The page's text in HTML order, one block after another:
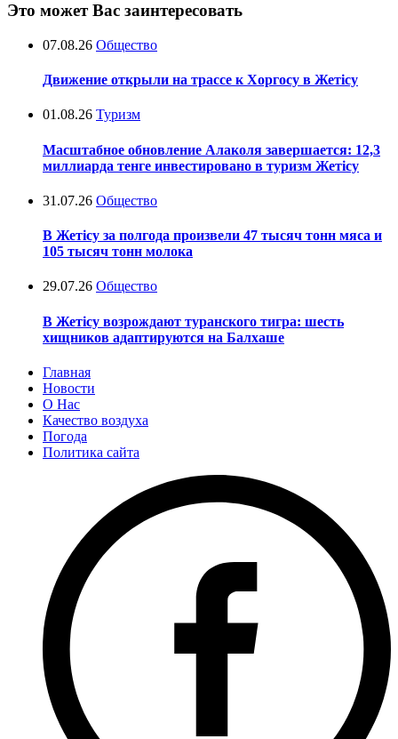
Это может Вас заинтересовать
07.08.26 Общество
Движение открыли на трассе к Хоргосу в Жетісу
01.08.26 Туризм
Масштабное обновление Алаколя завершается: 12,3
миллиарда тенге инвестировано в туризм Жетісу
31.07.26 Общество
В Жетісу за полгода произвели 47 тысяч тонн мяса и
105 тысяч тонн молока
29.07.26 Общество
В Жетісу возрождают туранского тигра: шесть
хищников адаптируются на Балхаше
Главная
Новости
О Нас
Качество воздуха
Погода
Политика сайта